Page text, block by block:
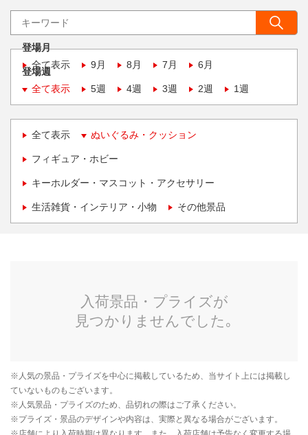
登場月
全て表示
9月 8月 7月 6月
登場週
全て表示
5週 4週 3週 2週 1週
全て表示 ぬいぐるみ・クッション
フィギュア・ホビー
キーホルダー・マスコット・アクセサリー
生活雑貨・インテリア・小物 その他景品